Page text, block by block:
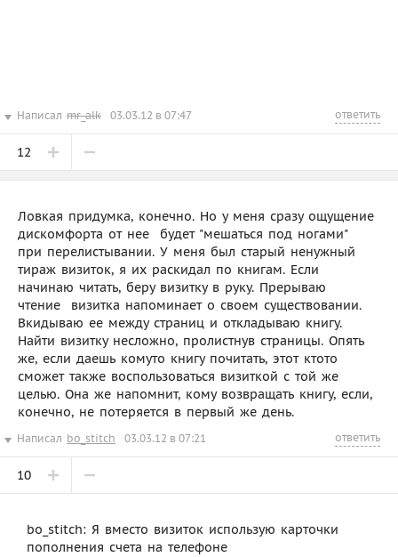
Написал mr_alk 03.03.12 в 07:47 ответить
12
Ловкая придумка, конечно. Но у меня сразу ощущение
дискомфорта от нее  будет "мешаться под ногами"
при перелистывании. У меня был старый ненужный
тираж визиток, я их раскидал по книгам. Если
начинаю читать, беру визитку в руку. Прерываю
чтение  визитка напоминает о своем существовании.
Вкидываю ее между страниц и откладываю книгу.
Найти визитку несложно, пролистнув страницы. Опять
же, если даешь комуто книгу почитать, этот ктото
сможет также воспользоваться визиткой с той же
целью. Она же напомнит, кому возвращать книгу, если,
конечно, не потеряется в первый же день.
Написал bo_stitch 03.03.12 в 07:21 ответить
10
bo_stitch: Я вместо визиток использую карточки
пополнения счета на телефоне